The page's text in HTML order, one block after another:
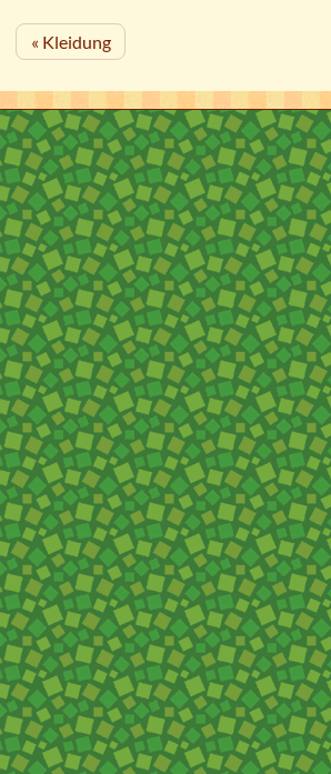
« Kleidung